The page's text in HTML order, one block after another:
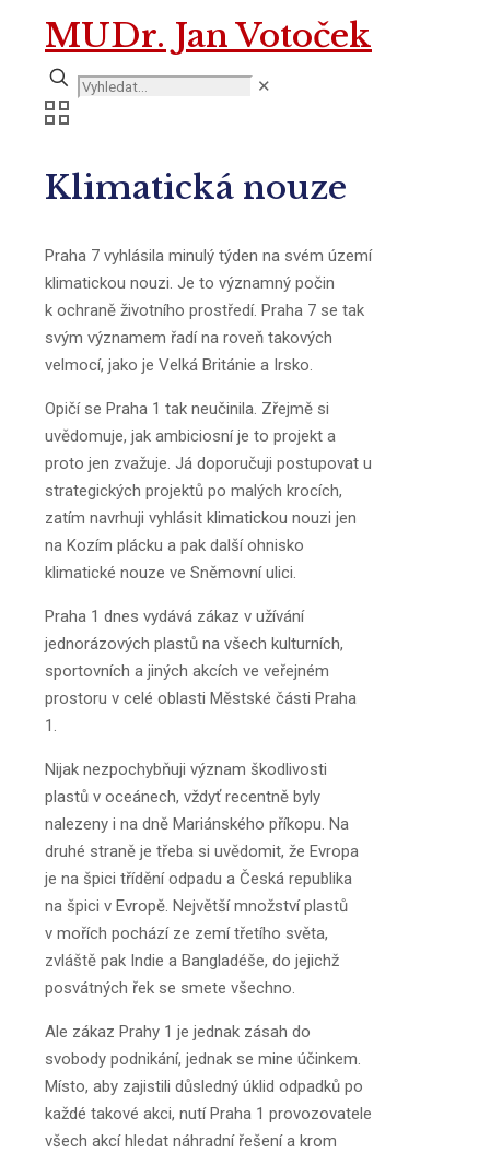
MUDr. Jan Votoček
✕
Klimatická nouze
Praha 7 vyhlásila minulý týden na svém území
klimatickou nouzi. Je to významný počin
k ochraně životního prostředí. Praha 7 se tak
svým významem řadí na roveň takových
velmocí, jako je Velká Británie a Irsko.
Opičí se Praha 1 tak neučinila. Zřejmě si
uvědomuje, jak ambiciosní je to projekt a
proto jen zvažuje. Já doporučuji postupovat u
strategických projektů po malých krocích,
zatím navrhuji vyhlásit klimatickou nouzi jen
na Kozím plácku a pak další ohnisko
klimatické nouze ve Sněmovní ulici.
Praha 1 dnes vydává zákaz v užívání
jednorázových plastů na všech kulturních,
sportovních a jiných akcích ve veřejném
prostoru v celé oblasti Městské části Praha
1.
Nijak nezpochybňuji význam škodlivosti
plastů v oceánech, vždyť recentně byly
nalezeny i na dně Mariánského příkopu. Na
druhé straně je třeba si uvědomit, že Evropa
je na špici třídění odpadu a Česká republika
na špici v Evropě. Největší množství plastů
v mořích pochází ze zemí třetího světa,
zvláště pak Indie a Bangladéše, do jejichž
posvátných řek se smete všechno.
Ale zákaz Prahy 1 je jednak zásah do
svobody podnikání, jednak se mine účinkem.
Místo, aby zajistili důsledný úklid odpadků po
každé takové akci, nutí Praha 1 provozovatele
všech akcí hledat náhradní řešení a krom